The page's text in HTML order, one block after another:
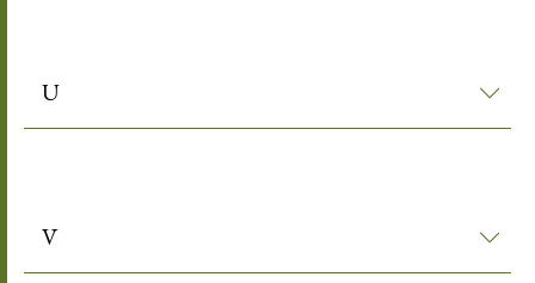
U
V